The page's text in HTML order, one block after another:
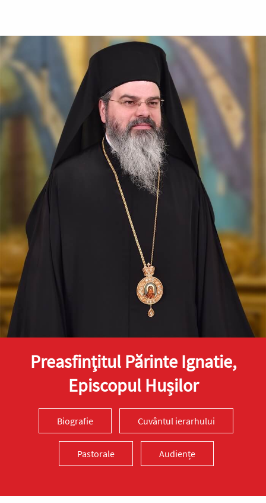
Preasfinţitul Părinte Ignatie,
Episcopul Hușilor
Biografie Cuvântul ierarhului
Pastorale Audiențe